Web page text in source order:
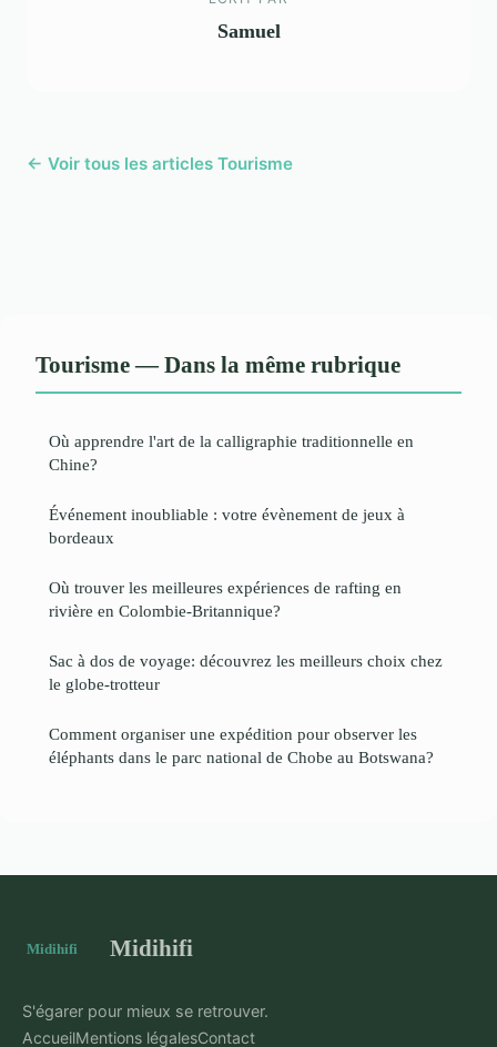
Samuel
← Voir tous les articles Tourisme
Tourisme — Dans la même rubrique
Où apprendre l'art de la calligraphie traditionnelle en
Chine?
Événement inoubliable : votre évènement de jeux à
bordeaux
Où trouver les meilleures expériences de rafting en
rivière en Colombie-Britannique?
Sac à dos de voyage: découvrez les meilleurs choix chez
le globe-trotteur
Comment organiser une expédition pour observer les
éléphants dans le parc national de Chobe au Botswana?
Midihifi
S'égarer pour mieux se retrouver.
AccueilMentions légalesContact